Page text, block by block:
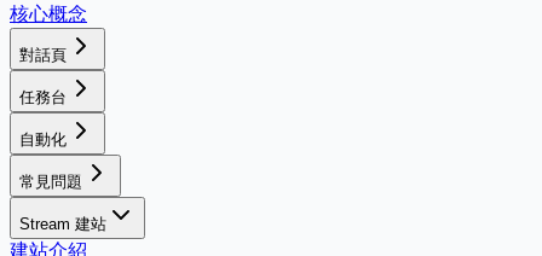
核心概念
對話頁
任務台
自動化
常見問題
Stream 建站
建站介紹